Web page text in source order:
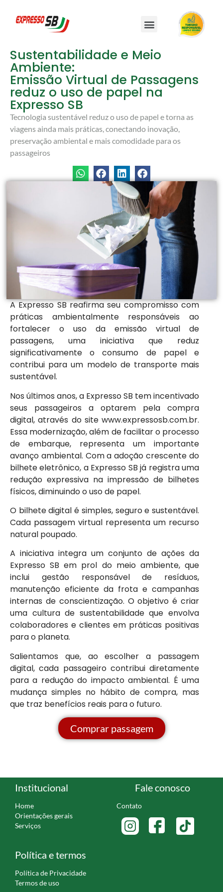
Sustentabilidade e Meio
Ambiente:
Emissão Virtual de Passagens
reduz o uso de papel na
Expresso SB
Tecnologia sustentável reduz o uso de papel e torna as
viagens ainda mais práticas, conectando inovação,
preservação ambiental e mais comodidade para os
passageiros
A Expresso SB reafirma seu compromisso com
práticas ambientalmente responsáveis ao
fortalecer o uso da emissão virtual de
passagens, uma iniciativa que reduz
significativamente o consumo de papel e
contribui para um modelo de transporte mais
sustentável.
Nos últimos anos, a Expresso SB tem incentivado
seus passageiros a optarem pela compra
digital, através do site www.expressosb.com.br.
Essa modernização, além de facilitar o processo
de embarque, representa um importante
avanço ambiental. Com a adoção crescente do
bilhete eletrônico, a Expresso SB já registra uma
redução expressiva na impressão de bilhetes
físicos, diminuindo o uso de papel.
O bilhete digital é simples, seguro e sustentável.
Cada passagem virtual representa um recurso
natural poupado.
A iniciativa integra um conjunto de ações da
Expresso SB em prol do meio ambiente, que
inclui gestão responsável de resíduos,
manutenção eficiente da frota e campanhas
internas de conscientização. O objetivo é criar
uma cultura de sustentabilidade que envolva
colaboradores e clientes em práticas positivas
para o planeta.
Salientamos que, ao escolher a passagem
digital, cada passageiro contribui diretamente
para a redução do impacto ambiental. É uma
mudança simples no hábito de compra, mas
que traz benefícios reais para o futuro.
Comprar passagem
Institucional
Home
Orientações gerais
Serviços
Fale conosco
Contato
Política e termos
Política de Privacidade
Termos de uso